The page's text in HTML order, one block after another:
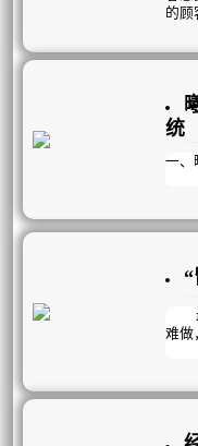
客才
全部
的顾
浓
2
顾
访
统
一、
（
医院
理
nt
绩效
争力
最
难做
薄，